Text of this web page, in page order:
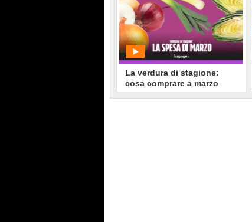
PLAY
520831• diStile e trend
La verdura di stagione:
cosa comprare a marzo